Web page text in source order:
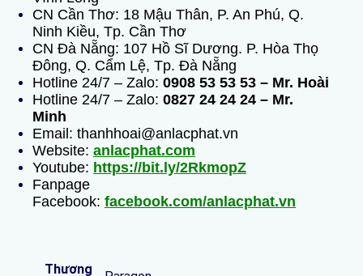
CN Cần Thơ: 18 Mậu Thân, P. An Phú, Q.
Ninh Kiều, Tp. Cần Thơ
CN Đà Nẵng: 107 Hồ Sĩ Dương. P. Hòa Thọ
Đông, Q. Cẩm Lệ, Tp. Đà Nẵng
Hotline 24/7 – Zalo: 0908 53 53 53 – Mr. Hoài
Hotline 24/7 – Zalo: 0827 24 24 24 – Mr.
Minh
Email: thanhhoai@anlacphat.vn
Website: anlacphat.com
Youtube: https://bit.ly/2RkmopZ
Fanpage
Facebook: facebook.com/anlacphat.vn
Thương